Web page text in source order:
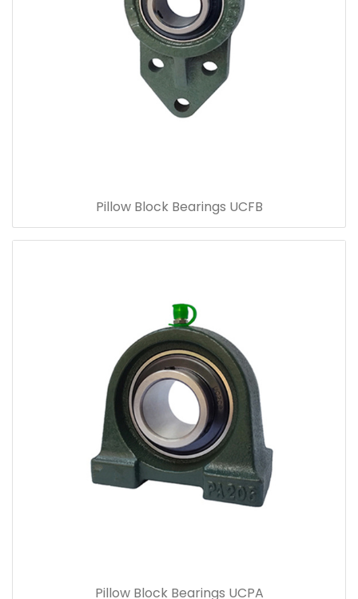
Pillow Block Bearings UCFB
Pillow Block Bearings UCPA